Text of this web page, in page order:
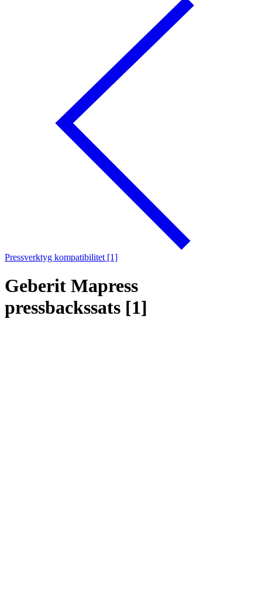
Pressverktyg kompatibilitet [1]
Geberit Mapress
pressbackssats [1]